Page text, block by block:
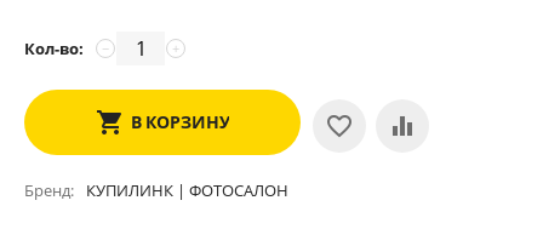
Кол-во: +
−
В КОРЗИНУ
Бренд КУПИЛИНК | ФОТОСАЛОН